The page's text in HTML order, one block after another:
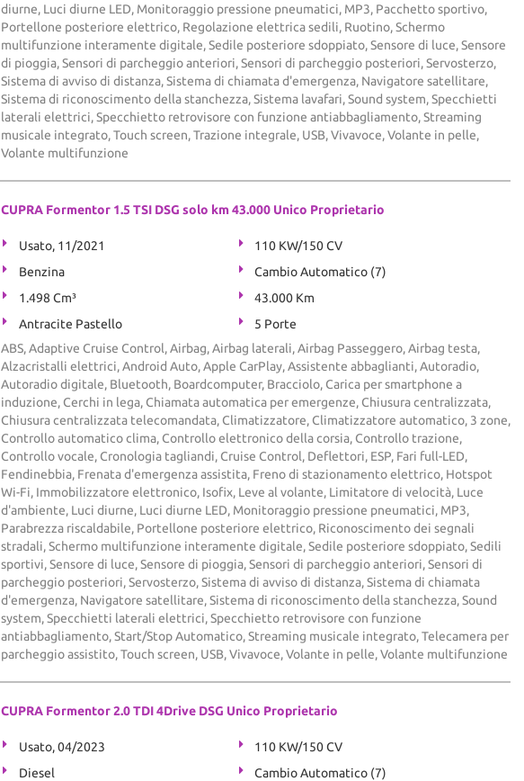
diurne, Luci diurne LED, Monitoraggio pressione pneumatici, MP3, Pacchetto sportivo,
Portellone posteriore elettrico, Regolazione elettrica sedili, Ruotino, Schermo
multifunzione interamente digitale, Sedile posteriore sdoppiato, Sensore di luce, Sensore
di pioggia, Sensori di parcheggio anteriori, Sensori di parcheggio posteriori, Servosterzo,
Sistema di avviso di distanza, Sistema di chiamata d'emergenza, Navigatore satellitare,
Sistema di riconoscimento della stanchezza, Sistema lavafari, Sound system, Specchietti
laterali elettrici, Specchietto retrovisore con funzione antiabbagliamento, Streaming
musicale integrato, Touch screen, Trazione integrale, USB, Vivavoce, Volante in pelle,
Volante multifunzione
CUPRA Formentor 1.5 TSI DSG solo km 43.000 Unico Proprietario
Usato, 11/2021
110 KW/150 CV
Benzina
Cambio Automatico (7)
1.498 Cm³
43.000 Km
Antracite Pastello
5 Porte
ABS, Adaptive Cruise Control, Airbag, Airbag laterali, Airbag Passeggero, Airbag testa,
Alzacristalli elettrici, Android Auto, Apple CarPlay, Assistente abbaglianti, Autoradio,
Autoradio digitale, Bluetooth, Boardcomputer, Bracciolo, Carica per smartphone a
induzione, Cerchi in lega, Chiamata automatica per emergenze, Chiusura centralizzata,
Chiusura centralizzata telecomandata, Climatizzatore, Climatizzatore automatico, 3 zone,
Controllo automatico clima, Controllo elettronico della corsia, Controllo trazione,
Controllo vocale, Cronologia tagliandi, Cruise Control, Deflettori, ESP, Fari full-LED,
Fendinebbia, Frenata d'emergenza assistita, Freno di stazionamento elettrico, Hotspot
Wi-Fi, Immobilizzatore elettronico, Isofix, Leve al volante, Limitatore di velocità, Luce
d'ambiente, Luci diurne, Luci diurne LED, Monitoraggio pressione pneumatici, MP3,
Parabrezza riscaldabile, Portellone posteriore elettrico, Riconoscimento dei segnali
stradali, Schermo multifunzione interamente digitale, Sedile posteriore sdoppiato, Sedili
sportivi, Sensore di luce, Sensore di pioggia, Sensori di parcheggio anteriori, Sensori di
parcheggio posteriori, Servosterzo, Sistema di avviso di distanza, Sistema di chiamata
d'emergenza, Navigatore satellitare, Sistema di riconoscimento della stanchezza, Sound
system, Specchietti laterali elettrici, Specchietto retrovisore con funzione
antiabbagliamento, Start/Stop Automatico, Streaming musicale integrato, Telecamera per
parcheggio assistito, Touch screen, USB, Vivavoce, Volante in pelle, Volante multifunzione
CUPRA Formentor 2.0 TDI 4Drive DSG Unico Proprietario
Usato, 04/2023
110 KW/150 CV
Diesel
Cambio Automatico (7)